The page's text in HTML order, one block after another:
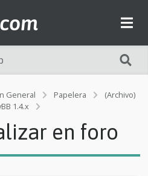
General Papelera
(Archivo)
1.4.x
m
c
en foro